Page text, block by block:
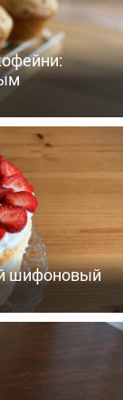
шифоновый